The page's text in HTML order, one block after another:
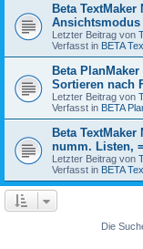
Beta TextMaker
Letzter Beitrag von
Verfasst in BETA
Beta PlanMaker
Sortieren nach
Letzter Beitrag von
Verfasst in BETA
Beta TextMaker
numm. Listen,
Letzter Beitrag von
Verfasst in BETA
Die